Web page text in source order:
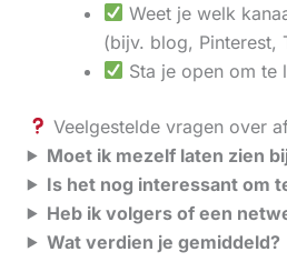
Weet je welk
(bijv. blog, Pinterest,
Sta je open om te
Veelgestelde vragen over
Moet ik mezelf laten zien
Is het nog interessant om
Heb ik volgers of een
Wat verdien je gemiddeld?